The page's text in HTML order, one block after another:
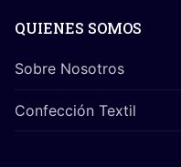
QUIENES SOMOS
Sobre Nosotros
Confección Textil